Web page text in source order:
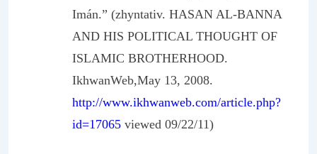
Imán.” (zhyntativ. HASAN AL-BANNA
AND HIS POLITICAL THOUGHT OF
ISLAMIC BROTHERHOOD.
IkhwanWeb,May 13, 2008.
http://www.ikhwanweb.com/article.php?
id=17065 viewed 09/22/11)